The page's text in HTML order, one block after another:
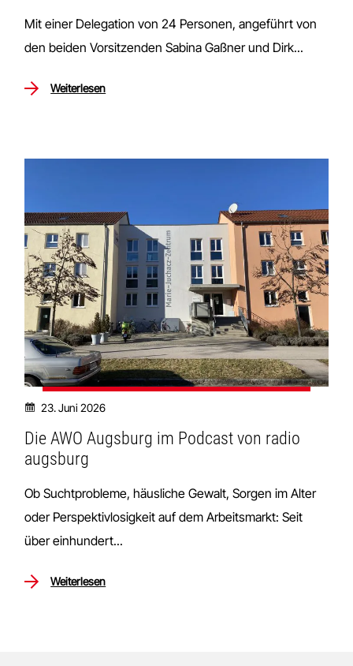
Mit einer Delegation von 24 Personen, angeführt von
den beiden Vorsitzenden Sabina Gaßner und Dirk...
Weiterlesen
Die AWO Augsburg im Podcast von radio
augsburg
23. Juni 2026
Ob Suchtprobleme, häusliche Gewalt, Sorgen im Alter
oder Perspektivlosigkeit auf dem Arbeitsmarkt: Seit
über einhundert...
Weiterlesen